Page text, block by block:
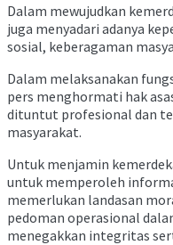
Dalam mewujudkan
juga menyadari adanya
sosial, keberagaman
Dalam melaksanakan
pers menghormati hak
dituntut profesional dan
masyarakat.
Untuk menjamin
untuk memperoleh
memerlukan landasan
pedoman operasional
menegakkan integritas